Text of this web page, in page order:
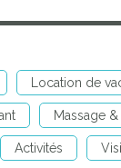
Location de
Massage
Activités